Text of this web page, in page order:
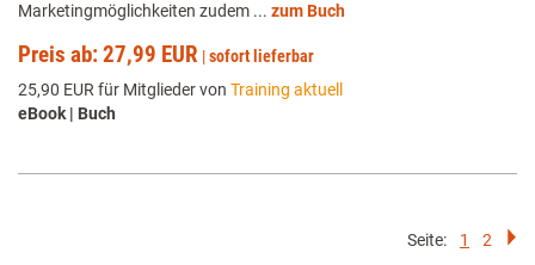
Marketingmöglichkeiten zudem ... zum Buch
Preis ab: 27,99 EUR |sofort lieferbar
25,90 EUR für Mitglieder von Training aktuell
eBook | Buch
Seite: 1 2